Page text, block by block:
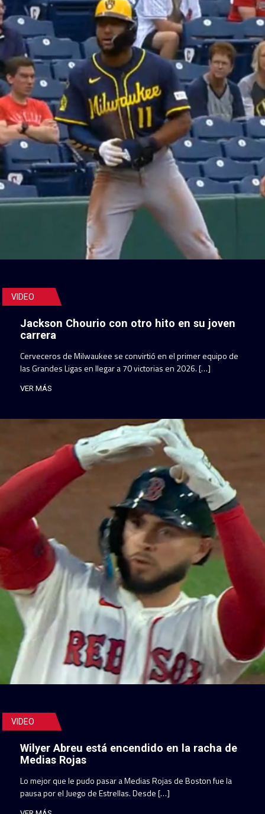
VIDEO
Jackson Chourio con otro hito en su joven
carrera
Cerveceros de Milwaukee se convirtió en el primer equipo de
las Grandes Ligas en llegar a 70 victorias en 2026. […]
VER MÁS
VIDEO
Wilyer Abreu está encendido en la racha de
Medias Rojas
Lo mejor que le pudo pasar a Medias Rojas de Boston fue la
pausa por el Juego de Estrellas. Desde […]